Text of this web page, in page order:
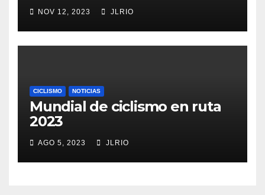
NOV 12, 2023 JLRIO
CICLISMO NOTICIAS
Mundial de ciclismo en ruta
2023
AGO 5, 2023 JLRIO